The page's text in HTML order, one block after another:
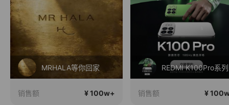
MRHALA等你回家
销售额 ¥ 100w+ 销售额 ¥